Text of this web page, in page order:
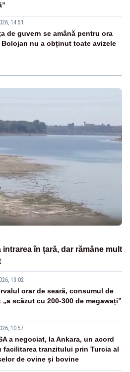
14:51
de guvern se amână pentru ora
Bolojan nu a obținut toate avizele
intrarea în țară, dar rămâne mult
13:02
orar de seară, consumul de
„a scăzut cu 200-300 de megawați”
10:57
a negociat, la Ankara, un acord
facilitarea tranzitului prin Turcia al
de ovine și bovine